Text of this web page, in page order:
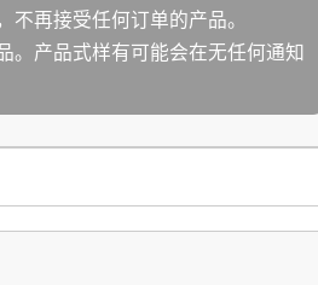
不再接受任何订单的产品。
。产品式样有可能会在无任何通知